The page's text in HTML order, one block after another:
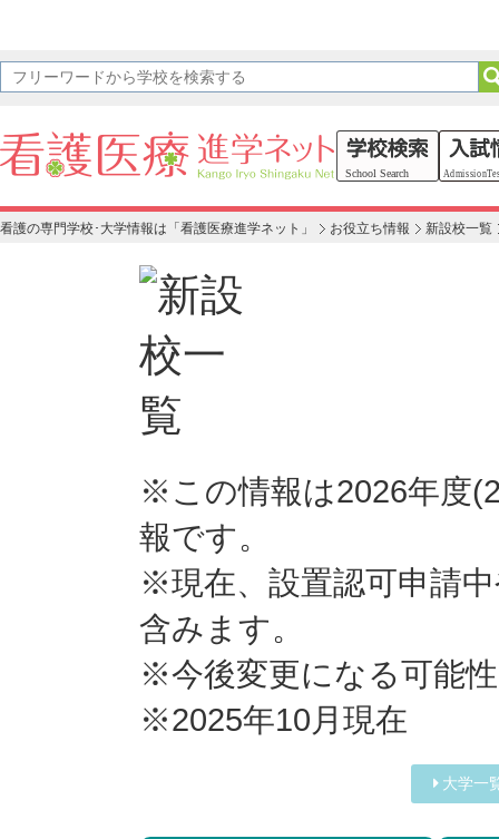
看護の専門学校･大学情報は「看護医療進学ネット」 お役立ち情報 新設校一覧
※この情報は2026年度
報です。
※現在、設置認可申請
含みます。
※今後変更になる可能
※2025年10月現在
大学一